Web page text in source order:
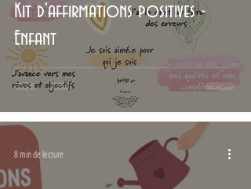
Kit d'affirmations positives -
Enfant
8 min de lecture